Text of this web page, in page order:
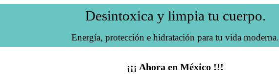
Desintoxica y limpia tu cuerpo.
Energía, protección e hidratación para tu vida moderna.
¡¡¡ Ahora en México !!!